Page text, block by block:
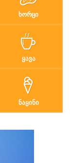
ᲮᲝᲠᲪᲘ
ᲧᲐᲕᲐ
ᲜᲐᲧᲘᲜᲘ